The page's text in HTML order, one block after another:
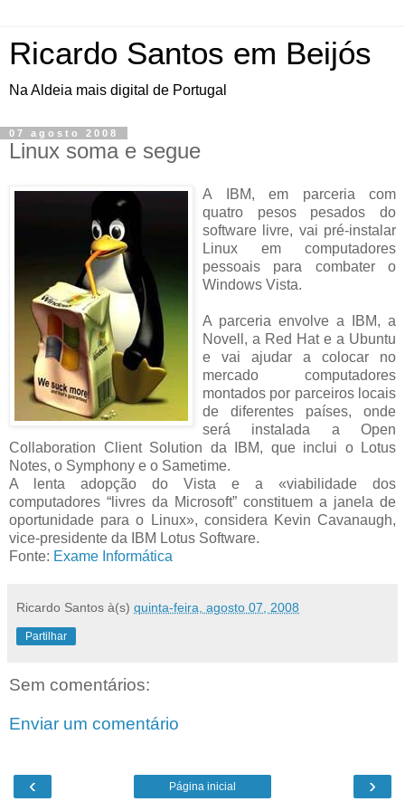
Ricardo Santos em Beijós
Na Aldeia mais digital de Portugal
07 agosto 2008
Linux soma e segue
A IBM, em parceria com
quatro pesos pesados do
software livre, vai pré-instalar
Linux em computadores
pessoais para combater o
Windows Vista.
A parceria envolve a IBM, a
Novell, a Red Hat e a Ubuntu
e vai ajudar a colocar no
mercado computadores
montados por parceiros locais
de diferentes países, onde
será instalada a Open
Collaboration Client Solution da IBM, que inclui o Lotus
Notes, o Symphony e o Sametime.
A lenta adopção do Vista e a «viabilidade dos
computadores “livres da Microsoft” constituem a janela de
oportunidade para o Linux», considera Kevin Cavanaugh,
vice-presidente da IBM Lotus Software.
Fonte: Exame Informática
Ricardo Santos à(s) quinta-feira, agosto 07, 2008
Partilhar
Sem comentários:
Enviar um comentário
‹ ›
Página inicial